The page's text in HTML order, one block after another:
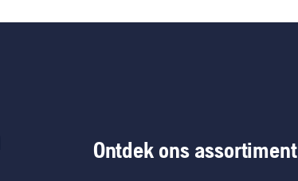
Ontdek ons assortiment